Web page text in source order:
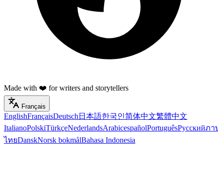
Made with ❤️ for writers and storytellers
Français
EnglishFrançaisDeutsch 日本語한국인简体中文繁體中文
ItalianoPolskiTürkçeNederlandsArabicespañolPortuguêsРусскийภา
ไทยDanskNorsk bokmålBahasa Indonesia